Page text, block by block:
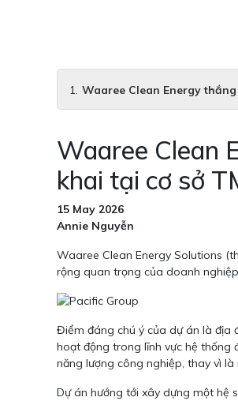
Waaree Clean Energy
Waaree Clean
khai tại cơ sở
15 May 2026
Annie Nguyễn
Waaree Clean Energy Solutions
rộng quan trọng của doanh
Điểm đáng chú ý của dự án là địa
hoạt động trong lĩnh vực hệ thống
năng lượng công nghiệp, thay vì
Dự án hướng tới xây dựng một hệ